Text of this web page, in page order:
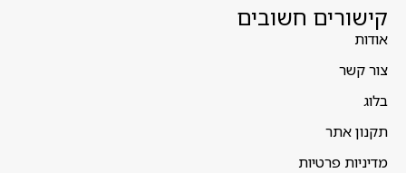
קישורים חשובים
אודות
צור קשר
בלוג
תקנון אתר
מדיניות פרטיות